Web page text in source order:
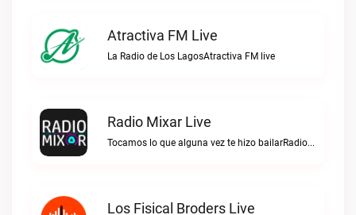
Atractiva FM Live
La Radio de Los LagosAtractiva FM live
Radio Mixar Live
Tocamos lo que alguna vez te hizo bailarRadio Mixar live
Los Fisical Broders Live